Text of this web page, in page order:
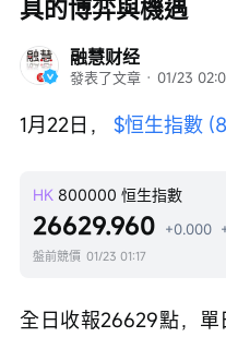
融慧财经
發表了文章 · 01/23
具的博弈與機遇
1月22日， $恒生指數
HK 800000 恒生指數
26629.960 +0.000
盤前競價 01/23 01:17
全日收報26629點，單